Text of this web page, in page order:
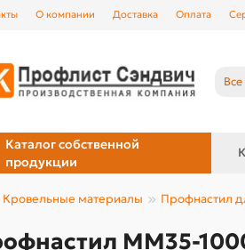
О компании Доставка Оплата
Каталог собственной
продукции
Кровельные материалы Профнастил
ММ35-